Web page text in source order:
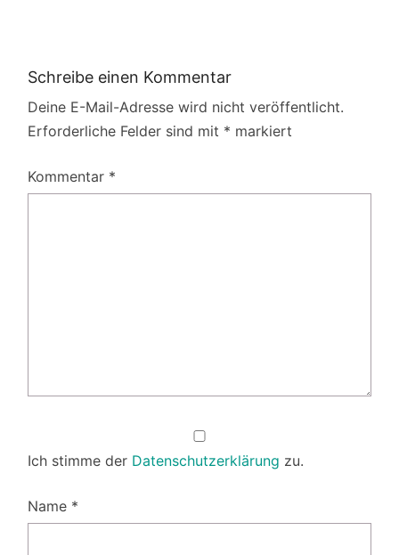
Schreibe einen Kommentar
Deine E-Mail-Adresse wird nicht veröffentlicht.
Erforderliche Felder sind mit * markiert
Kommentar *
Ich stimme der Datenschutzerklärung zu.
Name *